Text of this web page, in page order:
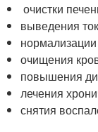
очистки
выведения
очищения
повышения
лечения
снятия